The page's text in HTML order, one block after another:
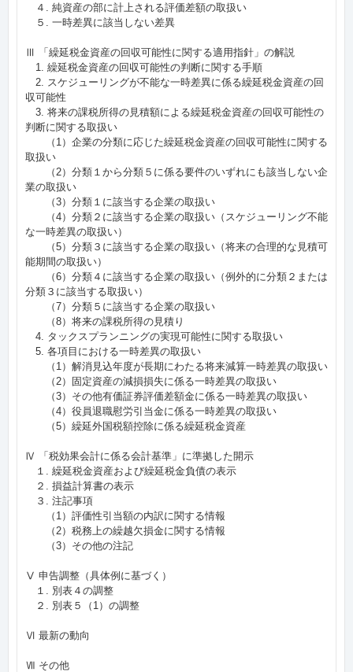
４. 純資産の部に計上される評価差額の取扱い
５. 一時差異に該当しない差異
Ⅲ 「繰延税金資産の回収可能性に関する適用指針」の解説
1. 繰延税金資産の回収可能性の判断に関する手順
2. スケジューリングが不能な一時差異に係る繰延税金資産の回
収可能性
3. 将来の課税所得の見積額による繰延税金資産の回収可能性の
判断に関する取扱い
（1）企業の分類に応じた繰延税金資産の回収可能性に関する
取扱い
（2）分類１から分類５に係る要件のいずれにも該当しない企
業の取扱い
（3）分類１に該当する企業の取扱い
（4）分類２に該当する企業の取扱い（スケジューリング不能
な一時差異の取扱い）
（5）分類３に該当する企業の取扱い（将来の合理的な見積可
能期間の取扱い）
（6）分類４に該当する企業の取扱い（例外的に分類２または
分類３に該当する取扱い）
（7）分類５に該当する企業の取扱い
（8）将来の課税所得の見積り
4. タックスプランニングの実現可能性に関する取扱い
5. 各項目における一時差異の取扱い
（1）解消見込年度が長期にわたる将来減算一時差異の取扱い
（2）固定資産の減損損失に係る一時差異の取扱い
（3）その他有価証券評価差額金に係る一時差異の取扱い
（4）役員退職慰労引当金に係る一時差異の取扱い
（5）繰延外国税額控除に係る繰延税金資産
Ⅳ 「税効果会計に係る会計基準」に準拠した開示
１. 繰延税金資産および繰延税金負債の表示
２. 損益計算書の表示
３. 注記事項
（1）評価性引当額の内訳に関する情報
（2）税務上の繰越欠損金に関する情報
（3）その他の注記
Ⅴ 申告調整（具体例に基づく）
１. 別表４の調整
２. 別表５（1）の調整
Ⅵ 最新の動向
Ⅶ その他